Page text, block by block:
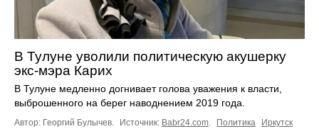
В Тулуне уволили политическую акушерку
экс-мэра Карих
В Тулуне медленно догнивает голова уважения к власти,
выброшенного на берег наводнением 2019 года.
Автор: Георгий Булычев. Источник: Babr24.com. Политика
Иркутск